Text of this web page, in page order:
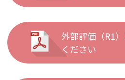
外部評価（R1
ください